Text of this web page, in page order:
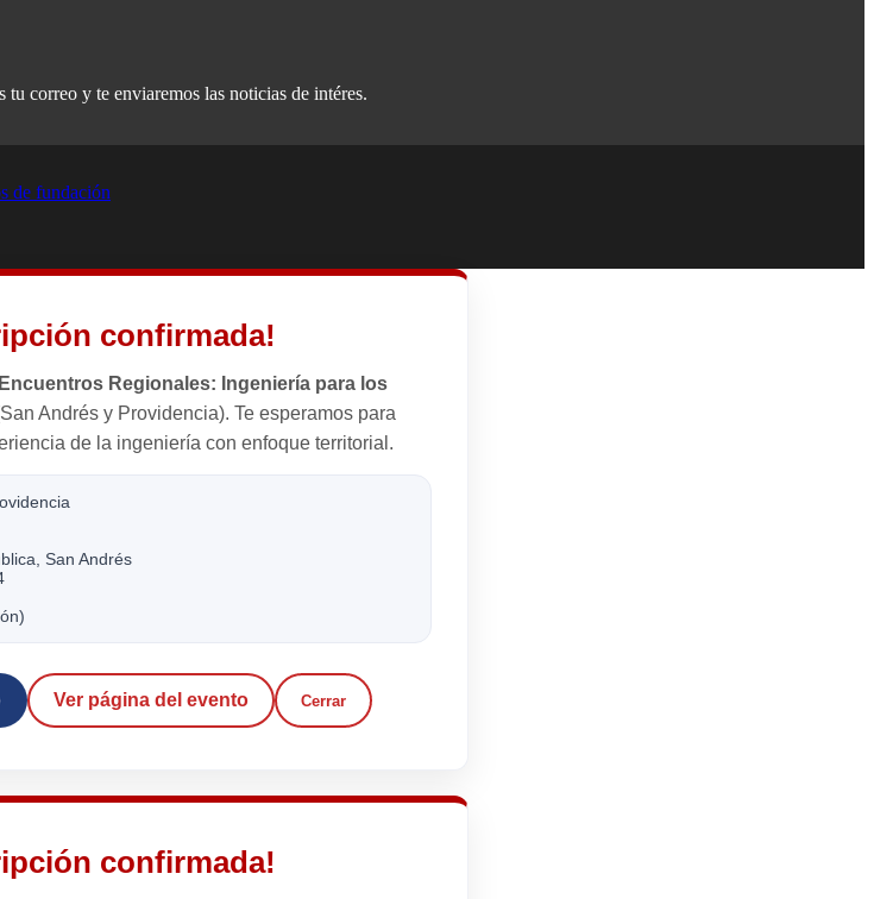
correo y te enviaremos las noticias de intéres.
de fundación
confirmada!
Encuentros Regionales: Ingeniería para los
Andrés y Providencia). Te esperamos para
de la ingeniería con enfoque territorial.
San Andrés
Ver página del evento Cerrar
confirmada!